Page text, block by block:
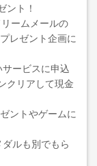
ント！
ームメールの
レゼント企画に
ービスに申込
クリアして現金
ントやゲームに
ルも別でもら